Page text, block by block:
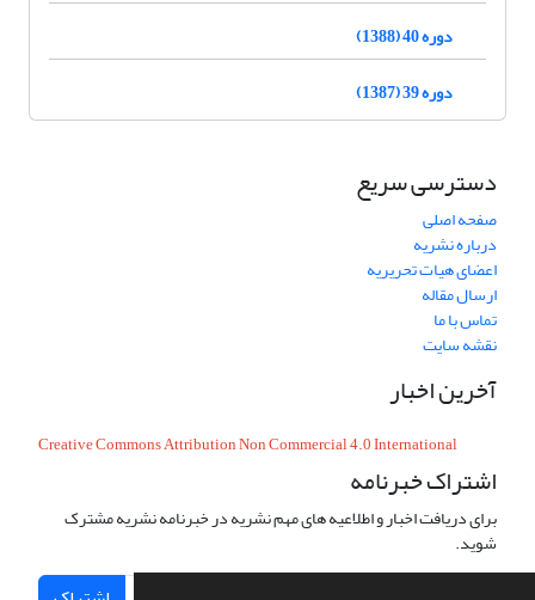
دوره 40 (1388)
دوره 39 (1387)
دسترسی سریع
صفحه اصلی
درباره نشریه
اعضای هیات تحریریه
ارسال مقاله
تماس با ما
نقشه سایت
آخرین اخبار
Creative Commons Attribution Non Commercial 4.0 International
اشتراک خبرنامه
برای دریافت اخبار و اطلاعیه های مهم نشریه در خبرنامه نشریه مشترک
شوید.